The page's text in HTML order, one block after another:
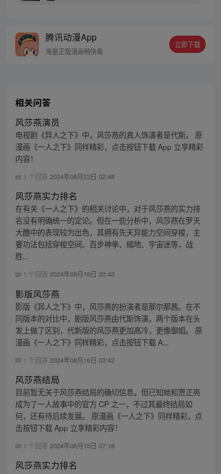
密，张楚岚的生活被彻底颠覆，与冯宝宝一
同踏上“异人”之旅。
腾讯动漫App
海量正版漫画畅快看
立即下载
相关问答
风莎燕演员
电视剧《异人之下》中，风莎燕的真人饰演者是代斯。 原
漫画《一人之下》同样精彩，点击按钮下载 App 立享精彩
内容！
1 个回答 2024年08月23日 02:48
风莎燕实力排名
在有关《一人之下》的相关讨论中，对于风莎燕的实力排
名没有明确统一的定论。但在一些分析中，风莎燕在罗天
大醮中的表现较为出色，其拥有先天异能力空间穿梭，主
要功法包括穿梭空间、百步神拳、缩地、宇宙迷等，战
胜...
1 个回答 2024年08月16日 20:43
影版风莎燕
影版《异人之下》中，风莎燕的扮演者是那尔那茜。在不
同版本的对比中，剧版风莎燕由代斯饰演，两个版本在头
发上做了区别，代斯版的风莎燕更加高冷，更像御姐。 原
漫画《一人之下》同样精彩，点击按钮下载 A...
1 个回答 2024年08月16日 03:42
风莎燕结局
目前暂无关于风莎燕结局的确切信息。但已知她和贾正亮
成为了一人故事中的官方 CP 之一，不过其最终结局如
何，还有待后续发展。 原漫画《一人之下》同样精彩，点
击按钮下载 App 立享精彩内容！
1 个回答 2024年08月15日 07:18
风莎燕实力排名